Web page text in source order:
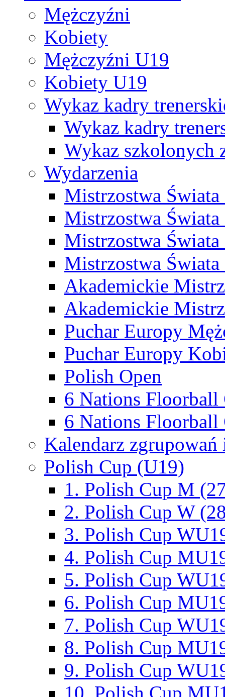
Mężczyźni
Kobiety
Mężczyźni U19
Kobiety U19
Wykaz kadry
Wykaz kadry
Wykaz szkolonych
Wydarzenia
Mistrzostwa
Mistrzostwa
Mistrzostwa
Mistrzostwa
Akademickie
Akademickie
Puchar Europy
Puchar Europy
Polish Open
6 Nations Floorball
6 Nations Floorball
Kalendarz
Polish Cup (U19)
1. Polish Cup M
2. Polish Cup W
3. Polish Cup
4. Polish Cup
5. Polish Cup
6. Polish Cup
7. Polish Cup
8. Polish Cup
9. Polish Cup
10. Polish Cup